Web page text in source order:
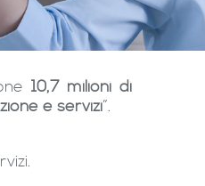
10,7 milioni di
e servizi”.